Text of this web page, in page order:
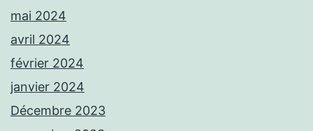
mai 2024
avril 2024
février 2024
janvier 2024
Décembre 2023